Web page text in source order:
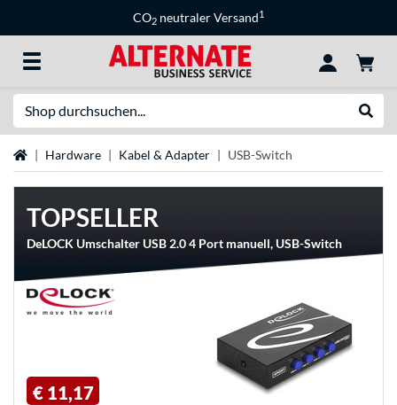
CO2 neutraler Versand1
StartseiteHardware Kabel & Adapter USB-Switch
TOPSELLER
DeLOCK Umschalter USB 2.0 4 Port manuell, USB-Switch
€ 11,17